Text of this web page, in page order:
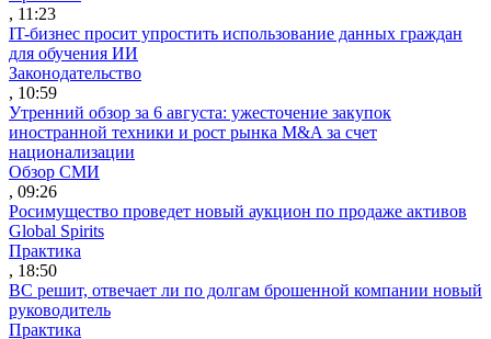
, 11:23
IT-бизнес просит упростить использование данных граждан
для обучения ИИ
Законодательство
, 10:59
Утренний обзор за 6 августа: ужесточение закупок
иностранной техники и рост рынка M&A за счет
национализации
Обзор СМИ
, 09:26
Росимущество проведет новый аукцион по продаже активов
Global Spirits
Практика
, 18:50
ВС решит, отвечает ли по долгам брошенной компании новый
руководитель
Практика